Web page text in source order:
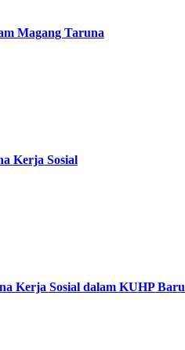
Magang Taruna
Kerja Sosial
Kerja Sosial dalam KUHP Baru